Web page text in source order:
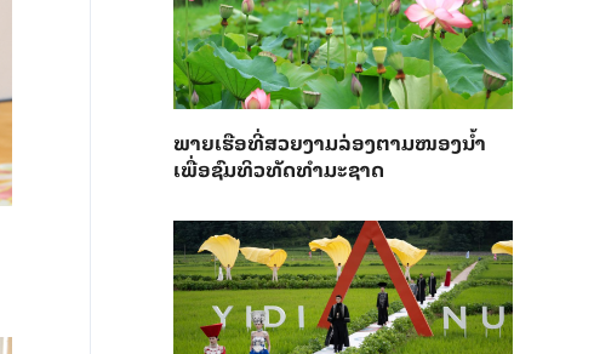
ພາຍ​ເຮືອທີ່​ສວຍ​ງາມ​ລ່ອງ​ຕາມ​​ໜອງນ້ຳ​​